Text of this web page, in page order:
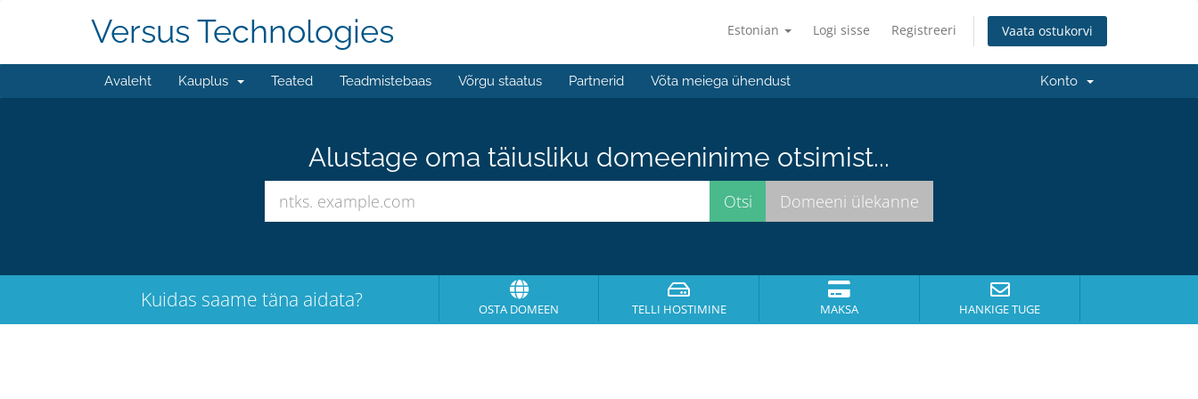
Estonian Logi sisse Registreeri Vaata ostukorvi
Versus Technologies
Avaleht Kauplus Teated Teadmistebaas Võrgu staatus Partnerid Võta meiega ühendust Konto
Alustage oma täiusliku domeeninime otsimist...
Kuidas saame täna aidata? OSTA DOMEEN TELLI HOSTIMINE MAKSA HANKIGE TUGE